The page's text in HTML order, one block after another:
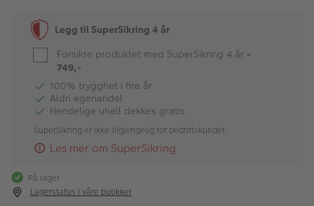
Bildeprodukter
Fotokurs
Inspirasjon
Butikkoversikt
Legg til SuperSikring 4 år
Forsikre produktet med SuperSikring 4 år -
749,-
100% trygghet i fire år
Aldri egenandel
Hendelige uhell dekkes gratis
SuperSikring er ikke tilgjengelig for bedriftskunder.
Les mer om SuperSikring
På lager
Lagerstatus i våre butikker